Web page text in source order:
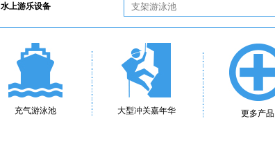
水上游乐设备
充气游泳池 大型冲关嘉年华 更多产品